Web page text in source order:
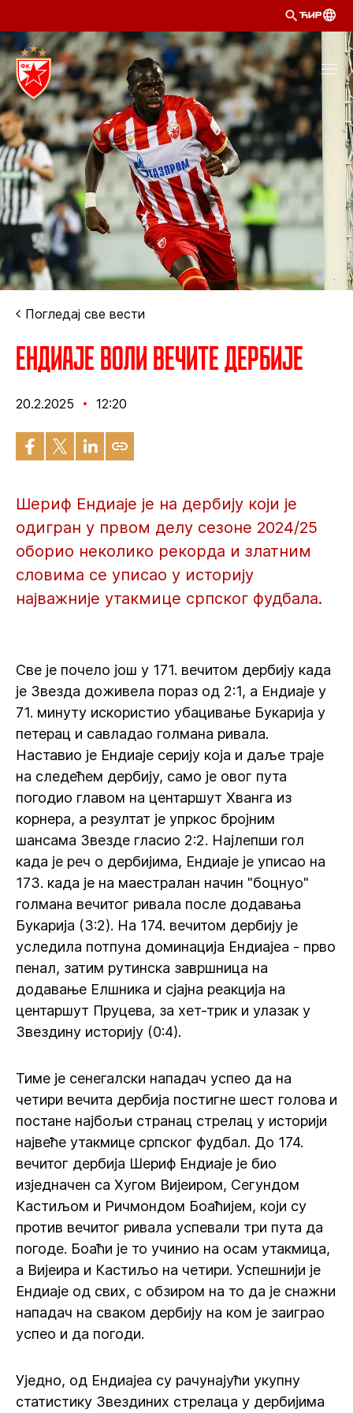
ЋИР
Погледај све вести
Ендиаје воли вечите дербије
20.2.2025 12:20
Шериф Ендиаје је на дербију који је
одигран у првом делу сезоне 2024/25
оборио неколико рекорда и златним
словима се уписао у историју
најважније утакмице српског фудбала.
Све је почело још у 171. вечитом дербију када
је Звезда доживела пораз од 2:1, а Ендиаје у
71. минуту искористио убацивање Букарија у
петерац и савладао голмана ривала.
Наставио је Ендиаје серију која и даље траје
на следећем дербију, само је овог пута
погодио главом на центаршут Хванга из
корнера, а резултат је упркос бројним
шансама Звезде гласио 2:2. Најлепши гол
када је реч о дербијима, Ендиаје је уписао на
173. када је на маестралан начин "боцнуо"
голмана вечитог ривала после додавања
Букарија (3:2). На 174. вечитом дербију је
уследила потпуна доминација Ендиајеа - прво
пенал, затим рутинска завршница на
додавање Елшника и сјајна реакција на
центаршут Пруцева, за хет-трик и улазак у
Звездину историју (0:4).
Тиме је сенегалски нападач успео да на
четири вечита дербија постигне шест голова и
постане најбољи странац стрелац у историји
највеће утакмице српског фудбал. До 174.
вечитог дербија Шериф Ендиаје је био
изједначен са Хугом Вијеиром, Сегундом
Кастиљом и Ричмондом Боаћијем, који су
против вечитог ривала успевали три пута да
погоде. Боаћи је то учинио на осам утакмица,
а Вијеира и Кастиљо на четири. Успешнији је
Ендиаје од свих, с обзиром на то да је снажни
нападач на сваком дербију на ком је заиграо
успео и да погоди.
Уједно, од Ендиајеа су рачунајући укупну
статистику Звездиних стрелаца у дербијима